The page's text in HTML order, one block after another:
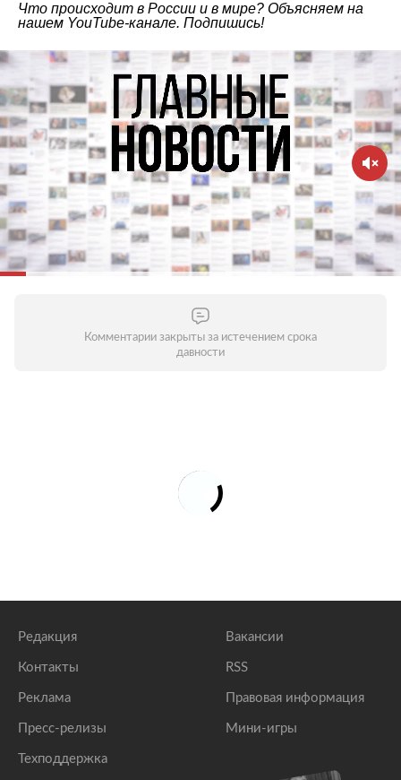
Что происходит в России и в мире? Объясняем на
нашем YouTube-канале. Подпишись!
Комментарии закрыты за истечением срока
давности
Редакция
Контакты
Реклама
Пресс-релизы
Техподдержка
Вакансии
RSS
Правовая информация
Мини-игры